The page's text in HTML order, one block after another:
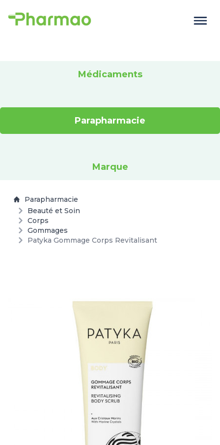
Médicaments
Parapharmacie
Marque
Parapharmacie
Beauté et Soin
Corps
Gommages
Patyka Gommage Corps Revitalisant